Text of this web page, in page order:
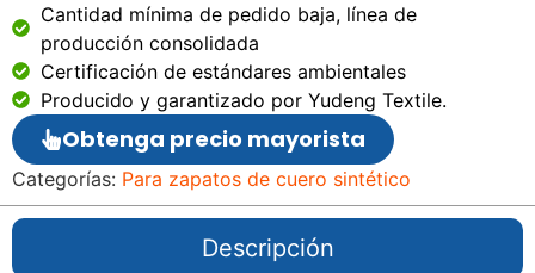
Cantidad mínima de pedido baja, línea de
producción consolidada
Certificación de estándares ambientales
Producido y garantizado por Yudeng Textile.
Obtenga precio mayorista
Categorías: Para zapatos de cuero sintético
Descripción